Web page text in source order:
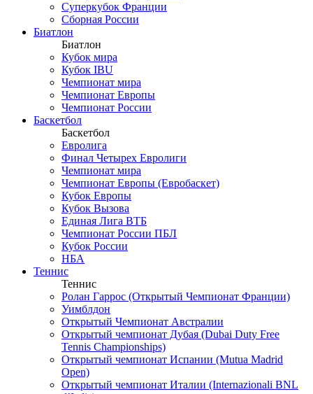
Суперкубок Франции
Сборная России
Биатлон
Биатлон
Кубок мира
Кубок IBU
Чемпионат мира
Чемпионат Европы
Чемпионат России
Баскетбол
Баскетбол
Евролига
Финал Четырех Евролиги
Чемпионат мира
Чемпионат Европы (Евробаскет)
Кубок Европы
Кубок Вызова
Единая Лига ВТБ
Чемпионат России ПБЛ
Кубок России
НБА
Теннис
Теннис
Ролан Гаррос (Открытый Чемпионат Франции)
Уимблдон
Открытый Чемпионат Австралии
Открытый чемпионат Дубая (Dubai Duty Free
Tennis Championships)
Открытый чемпионат Испании (Mutua Madrid
Open)
Открытый чемпионат Италии (Internazionali BNL